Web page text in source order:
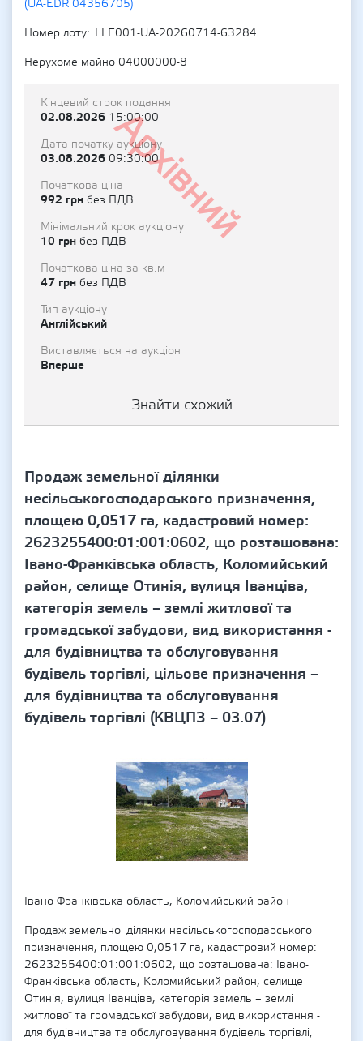
(UA-EDR 04356705)
Номер лоту
LLE001-UA-20260714-63284
Нерухоме майно 04000000-8
Архівний
Кінцевий строк подання
02.08.2026 15:00:00
Дата початку аукціону
03.08.2026 09:30:00
Початкова ціна
992 грн без ПДВ
Мінімальний крок аукціону
10 грн без ПДВ
Початкова ціна за кв.м
47 грн без ПДВ
Тип аукціону
Англійський
Виставляється на аукціон
Вперше
Знайти схожий
Продаж земельної ділянки
несільськогосподарського призначення,
площею 0,0517 га, кадастровий номер:
2623255400:01:001:0602, що розташована:
Івано-Франківська область, Коломийський
район, селище Отинія, вулиця Іванціва,
категорія земель – землі житлової та
громадської забудови, вид використання -
для будівництва та обслуговування
будівель торгівлі, цільове призначення –
для будівництва та обслуговування
будівель торгівлі (КВЦПЗ – 03.07)
Івано-Франківська область, Коломийський район
Продаж земельної ділянки несільськогосподарського
призначення, площею 0,0517 га, кадастровий номер:
2623255400:01:001:0602, що розташована: Івано-
Франківська область, Коломийський район, селище
Отинія, вулиця Іванціва, категорія земель – землі
житлової та громадської забудови, вид використання -
для будівництва та обслуговування будівель торгівлі,